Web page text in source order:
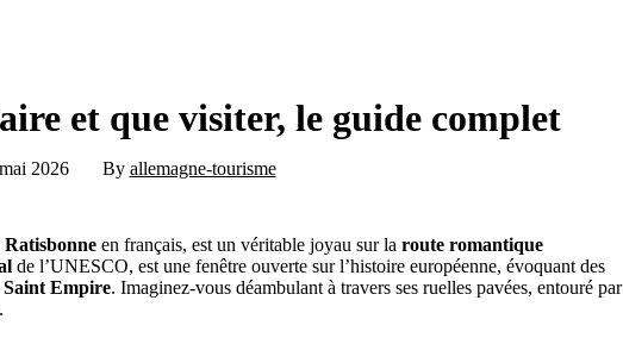
et que visiter, le guide complet
2026 By allemagne-tourisme
Ratisbonne en français, est un véritable joyau sur la route romantique
de l’UNESCO, est une fenêtre ouverte sur l’histoire européenne, évoquant des
Saint Empire. Imaginez-vous déambulant à travers ses ruelles pavées, entouré par